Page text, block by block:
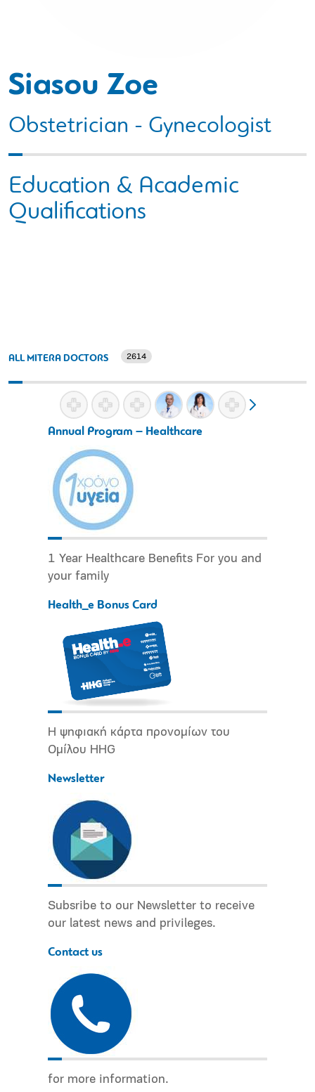
Siasou Zoe
Obstetrician - Gynecologist
Education & Academic
Qualifications
ALL MITERA DOCTORS 2614
Annual Program – Healthcare
1 Year Healthcare Benefits For you and
your family
Health_e Bonus Card
Η ψηφιακή κάρτα προνομίων του
Ομίλου HHG
Newsletter
Subsribe to our Newsletter to receive
our latest news and privileges.
Contact us
for more information.